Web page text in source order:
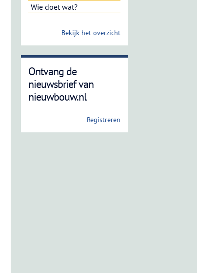
Wie doet wat?
Bekijk het overzicht
Ontvang de
nieuwsbrief van
nieuwbouw.nl
Registreren